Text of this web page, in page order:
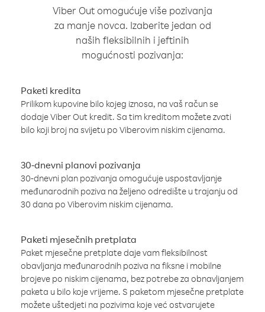
Viber Out omogućuje više pozivanja
za manje novca. Izaberite jedan od
naših fleksibilnih i jeftinih
mogućnosti pozivanja:
Paketi kredita
Prilikom kupovine bilo kojeg iznosa, na vaš račun se
dodaje Viber Out kredit. Sa tim kreditom možete zvati
bilo koji broj na svijetu po Viberovim niskim cijenama.
30-dnevni planovi pozivanja
30-dnevni plan pozivanja omogućuje uspostavljanje
međunarodnih poziva na željeno odredište u trajanju od
30 dana po Viberovim niskim cijenama.
Paketi mjesečnih pretplata
Paket mjesečne pretplate daje vam fleksibilnost
obavljanja međunarodnih poziva na fiksne i mobilne
brojeve po niskim cijenama, bez potrebe za obnavljanjem
paketa u bilo koje vrijeme. S paketom mjesečne pretplate
možete uštedjeti na pozivima koje već ostvarujete